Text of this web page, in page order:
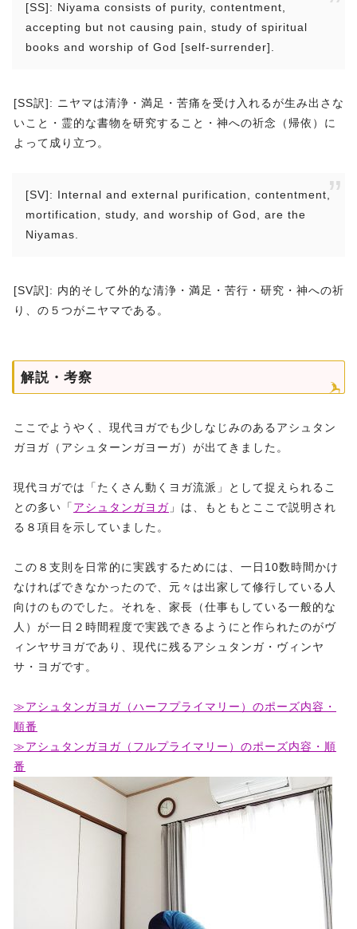
[SS]: Niyama consists of purity, contentment,
accepting but not causing pain, study of spiritual
books and worship of God [self-surrender].
[SS訳]: ニヤマは清浄・満足・苦痛を受け入れるが生み出さな
いこと・霊的な書物を研究すること・神への祈念（帰依）に
よって成り立つ。
[SV]: Internal and external purification, contentment,
mortification, study, and worship of God, are the
Niyamas.
[SV訳]: 内的そして外的な清浄・満足・苦行・研究・神への祈
り、の５つがニヤマである。
解説・考察
ここでようやく、現代ヨガでも少しなじみのあるアシュタン
ガヨガ（アシュターンガヨーガ）が出てきました。
現代ヨガでは「たくさん動くヨガ流派」として捉えられるこ
との多い「 アシュタンガヨガ 」は、もともとここで説明され
る８項目を示していました。
この８支則を日常的に実践するためには、一日10数時間かけ
なければできなかったので、元々は出家して修行している人
向けのものでした。それを、家長（仕事もしている一般的な
人）が一日２時間程度で実践できるようにと作られたのがヴ
ィンヤサヨガであり、現代に残るアシュタンガ・ヴィンヤ
サ・ヨガです。
≫アシュタンガヨガ（ハーフプライマリー）のポーズ内容・
順番
≫アシュタンガヨガ（フルプライマリー）のポーズ内容・順
番